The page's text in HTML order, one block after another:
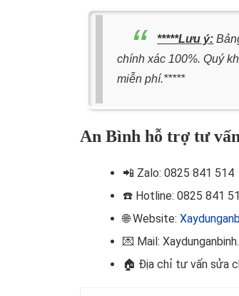
*****Lưu ý:
chính xác 100%. Quý
miễn phí.*****
An Bình hỗ trợ tư
📲 Zalo: 0825 841 514
☎️ Hotline: 0825 841
🌐 Website:
💌 Mail:
🏠 Địa chỉ tư vấn sửa